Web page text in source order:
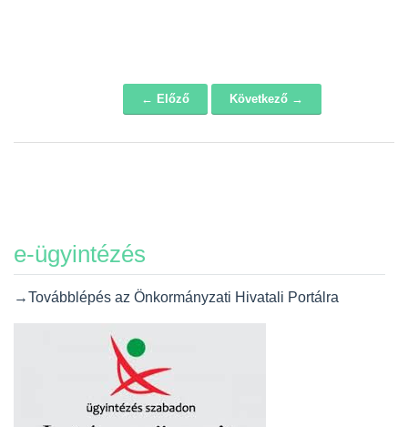
← Előző Következő →
e-ügyintézés
→Továbblépés az Önkormányzati Hivatali Portálra